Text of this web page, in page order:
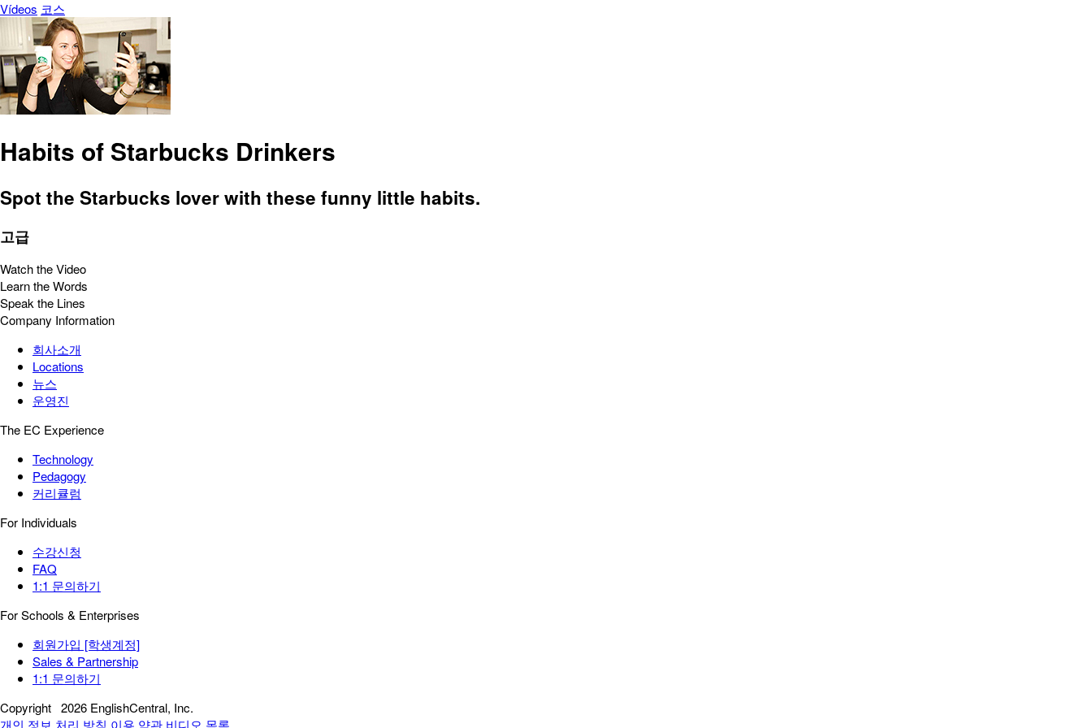
Vídeos 코스
Habits of Starbucks Drinkers
Spot the Starbucks lover with these funny little habits.
고급
Watch the Video
Learn the Words
Speak the Lines
Company Information
회사소개
Locations
뉴스
운영진
The EC Experience
Technology
Pedagogy
커리큘럼
For Individuals
수강신청
FAQ
1:1 문의하기
For Schools & Enterprises
회원가입 [학생계정]
Sales & Partnership
1:1 문의하기
Copyright 2026 EnglishCentral, Inc.